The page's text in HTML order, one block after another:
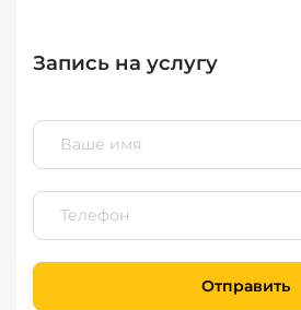
Запись на услугу
Отправить